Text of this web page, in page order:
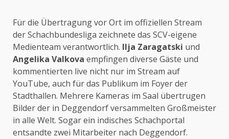
Für die Übertragung vor Ort im offiziellen Stream
der Schachbundesliga zeichnete das SCV-eigene
Medienteam verantwortlich. Ilja Zaragatski und
Angelika Valkova empfingen diverse Gäste und
kommentierten live nicht nur im Stream auf
YouTube, auch für das Publikum im Foyer der
Stadthallen. Mehrere Kameras im Saal übertrugen
Bilder der in Deggendorf versammelten Großmeister
in alle Welt. Sogar ein indisches Schachportal
entsandte zwei Mitarbeiter nach Deggendorf.